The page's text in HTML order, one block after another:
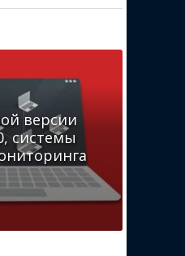
версии
системы